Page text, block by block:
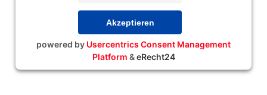
Akzeptieren
powered by Usercentrics Consent Management
Platform &eRecht24